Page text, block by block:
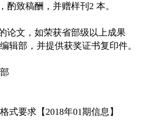
酌致稿酬，并赠样刊2 本。
论文，如荣获省部级以上成果
辑部，并提供获奖证书复印件。
式要求【2018年01期信息】